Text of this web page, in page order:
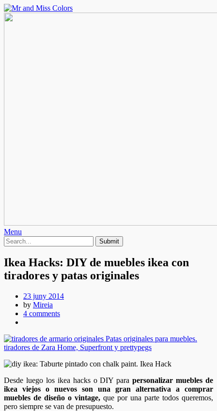
Menu
Ikea Hacks: DIY de muebles ikea con
tiradores y patas originales
23 juny 2014
by Mireia
4 comments
Desde luego los ikea hacks o DIY parapersonalizar muebles de
ikea viejos o nuevos son una gran alternativa a comprar
muebles de diseño o vintage, que por una parte todos queremos,
pero siempre se van de presupuesto.